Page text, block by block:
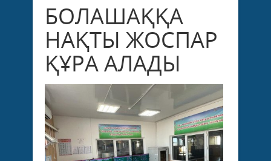
БОЛАШАҚҚА
НАҚТЫ ЖОСПАР
ҚҰРА АЛАДЫ